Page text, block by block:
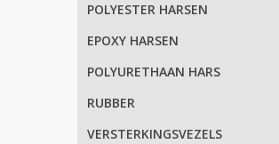
POLYESTER HARSEN
EPOXY HARSEN
POLYURETHAAN HARS
RUBBER
VERSTERKINGSVEZELS